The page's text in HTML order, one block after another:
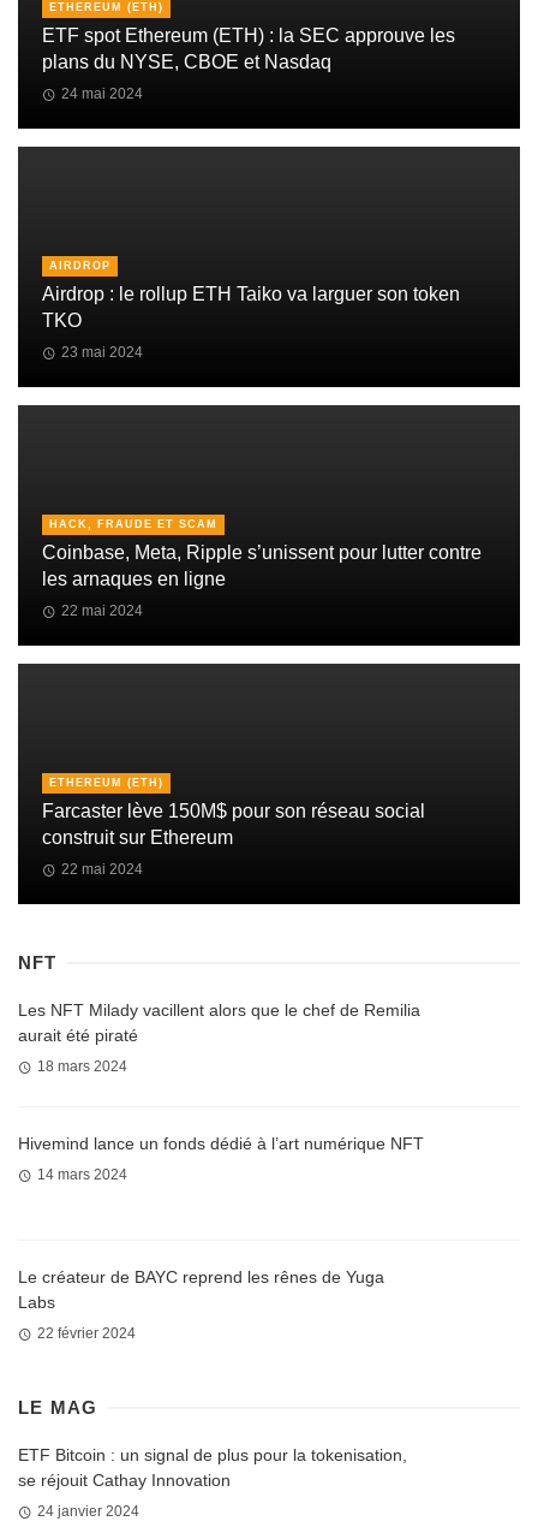
ETHEREUM (ETH)
ETF spot Ethereum (ETH) : la SEC approuve les
plans du NYSE, CBOE et Nasdaq
24 mai 2024
AIRDROP
Airdrop : le rollup ETH Taiko va larguer son token
TKO
23 mai 2024
HACK, FRAUDE ET SCAM
Coinbase, Meta, Ripple s’unissent pour lutter contre
les arnaques en ligne
22 mai 2024
ETHEREUM (ETH)
Farcaster lève 150M$ pour son réseau social
construit sur Ethereum
22 mai 2024
NFT
Les NFT Milady vacillent alors que le chef de Remilia
aurait été piraté
18 mars 2024
Hivemind lance un fonds dédié à l’art numérique NFT
14 mars 2024
Le créateur de BAYC reprend les rênes de Yuga
Labs
22 février 2024
LE MAG
ETF Bitcoin : un signal de plus pour la tokenisation,
se réjouit Cathay Innovation
24 janvier 2024